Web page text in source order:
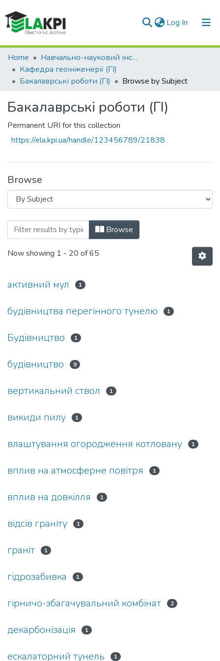
Log In (current)
Communities & Collections
All of DSpace
Home
Навчально-науковий інститут енергозбереження та енергоменеджменту (НН ІЕЕ)
Кафедра геоінженерії (ГІ)
Бакалаврські роботи (ГІ)
Browse by Subject
Бакалаврські роботи (ГІ)
Permanent URI for this collection
https://ela.kpi.ua/handle/123456789/21838
Browse
Browsing Бакалаврські роботи (ГІ) by
Browse
Now showing 1 - 20 of 65
активний мул 1
будівництва перегінного тунелю 1
Будівництво 1
будівництво 9
вертикальний ствол 1
викиди пилу 1
влаштування огородження котловану 1
вплив на атмосферне повітря 1
вплив на довкілля 1
відсів граніту 1
граніт 1
гідрозабивка 1
гірничо-збагачувальний комбінат 2
декарбонізація 1
ескалаторний тунель 1